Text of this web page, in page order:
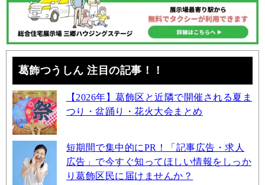
葛飾つうしん 注目の記事！！
【2026年】葛飾区と近隣で開催される夏ま
つり・盆踊り・花火大会まとめ
短期間で集中的にPR！「記事広告・求人
広告」で今すぐ知ってほしい情報をしっか
り葛飾区民に届けませんか？